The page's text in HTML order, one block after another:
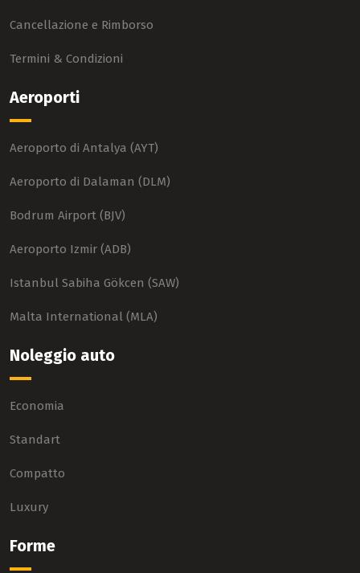
Cancellazione e Rimborso
Termini & Condizioni
Aeroporti
Aeroporto di Antalya (AYT)
Aeroporto di Dalaman (DLM)
Bodrum Airport (BJV)
Aeroporto Izmir (ADB)
Istanbul Sabiha Gökcen (SAW)
Malta International (MLA)
Noleggio auto
Economia
Standart
Compatto
Luxury
Forme